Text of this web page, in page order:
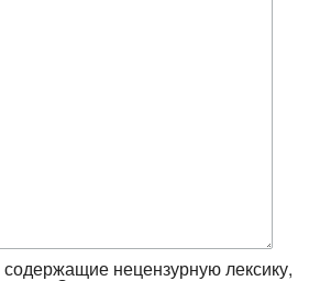
нецензурную лексику,